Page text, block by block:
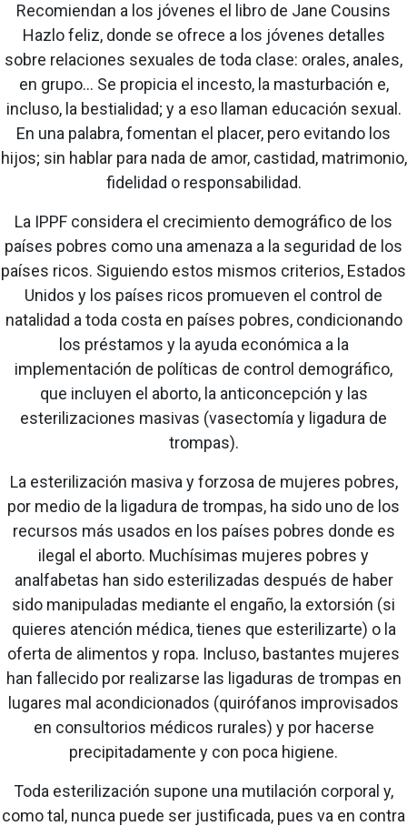
Recomiendan a los jóvenes el libro de Jane Cousins
Hazlo feliz, donde se ofrece a los jóvenes detalles
sobre relaciones sexuales de toda clase: orales, anales,
en grupo... Se propicia el incesto, la masturbación e,
incluso, la bestialidad; y a eso llaman educación sexual.
En una palabra, fomentan el placer, pero evitando los
hijos; sin hablar para nada de amor, castidad, matrimonio,
fidelidad o responsabilidad.
La IPPF considera el crecimiento demográfico de los
países pobres como una amenaza a la seguridad de los
países ricos. Siguiendo estos mismos criterios, Estados
Unidos y los países ricos promueven el control de
natalidad a toda costa en países pobres, condicionando
los préstamos y la ayuda económica a la
implementación de políticas de control demográfico,
que incluyen el aborto, la anticoncepción y las
esterilizaciones masivas (vasectomía y ligadura de
trompas).
La esterilización masiva y forzosa de mujeres pobres,
por medio de la ligadura de trompas, ha sido uno de los
recursos más usados en los países pobres donde es
ilegal el aborto. Muchísimas mujeres pobres y
analfabetas han sido esterilizadas después de haber
sido manipuladas mediante el engaño, la extorsión (si
quieres atención médica, tienes que esterilizarte) o la
oferta de alimentos y ropa. Incluso, bastantes mujeres
han fallecido por realizarse las ligaduras de trompas en
lugares mal acondicionados (quirófanos improvisados
en consultorios médicos rurales) y por hacerse
precipitadamente y con poca higiene.
Toda esterilización supone una mutilación corporal y,
como tal, nunca puede ser justificada, pues va en contra